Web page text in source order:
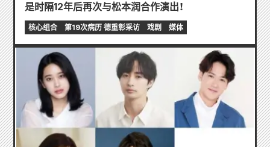
是时隔12年后再次与松本润合作演出！
核心组合 第19次病历 德重彰采访 戏剧 媒体